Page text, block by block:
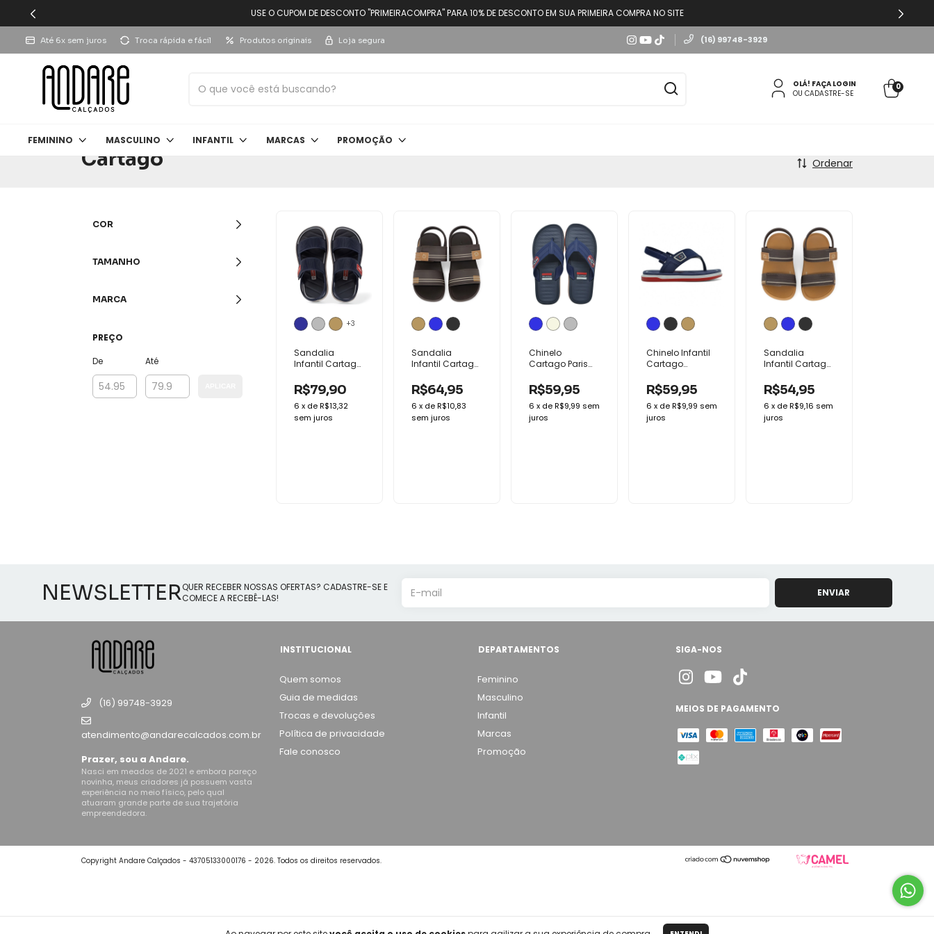
USE O CUPOM DE DESCONTO "PRIMEIRACOMPRA" PARA 10% DE DESCONTO EM SUA PRIMEIRA COMPRA NO SITE
Até 6x sem juros Troca rápida e fácil Produtos originais Loja segura (16) 99748-3929
OLÁ! FAÇA LOGIN
OU CADASTRE-SE
0
FEMININO MASCULINO INFANTIL MARCAS PROMOÇÃO
Cartago Ordenar
COR
TAMANHO
MARCA
PREÇO
De
Até
Sandalia
Infantil Cartago
Conforto
Masculina
R$79,90
6 x deR$13,32
sem juros
+3
Sandalia
Infantil Cartago
Macia
R$64,95
6 x deR$10,83
sem juros
Chinelo
Cartago Paris
R$59,95
6 x deR$9,99 sem
juros
Chinelo Infantil
Cartago
Macio Baby
R$59,95
6 x deR$9,99 sem
juros
Sandalia
Infantil Cartago
Baby
R$54,95
6 x deR$9,16 sem
juros
NEWSLETTERQUER RECEBER NOSSAS OFERTAS? CADASTRE-SE E
COMECE A RECEBÊ-LAS!
(16) 99748-3929
atendimento@andarecalcados.com.br
Prazer, sou a Andare.
Nasci em meados de 2021 e embora pareço
novinha, meus criadores já possuem vasta
experiência no meio físico, pelo qual
atuaram grande parte de sua trajetória
empreendedora.
INSTITUCIONAL
Quem somos
Guia de medidas
Trocas e devoluções
Política de privacidade
Fale conosco
DEPARTAMENTOS
Feminino
Masculino
Infantil
Marcas
Promoção
SIGA-NOS
MEIOS DE PAGAMENTO
Copyright Andare Calçados - 43705133000176 - 2026. Todos os direitos reservados.